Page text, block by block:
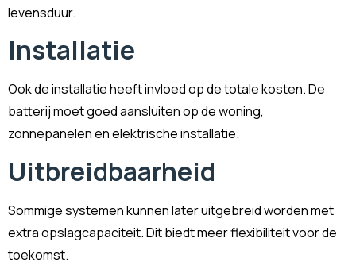
levensduur.
Installatie
Ook de installatie heeft invloed op de totale kosten. De
batterij moet goed aansluiten op de woning,
zonnepanelen en elektrische installatie.
Uitbreidbaarheid
Sommige systemen kunnen later uitgebreid worden met
extra opslagcapaciteit. Dit biedt meer flexibiliteit voor de
toekomst.